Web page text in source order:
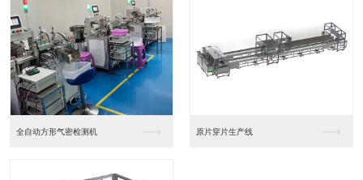
全自动方形气密检测机 原片穿片生产线